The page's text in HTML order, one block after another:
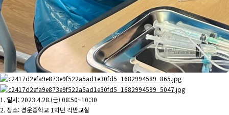
1. 일시: 2023.4.28.(금) 08:50~10:30
2. 장소: 경운중학교 1학년 각반교실